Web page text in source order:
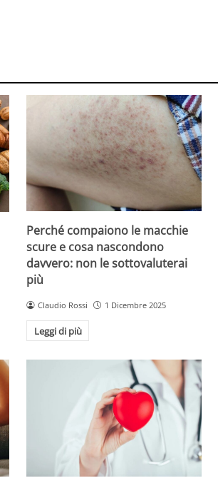
Perché compaiono le macchie
scure e cosa nascondono
davvero: non le sottovaluterai
più
Claudio Rossi 1 Dicembre 2025
Leggi di più